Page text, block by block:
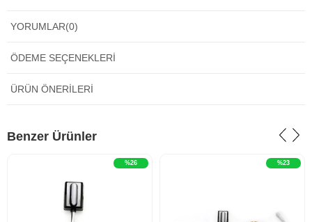
YORUMLAR(0)
ÖDEME SEÇENEKLERI
ÜRÜN ÖNERILERI
Benzer Ürünler
%26 %23